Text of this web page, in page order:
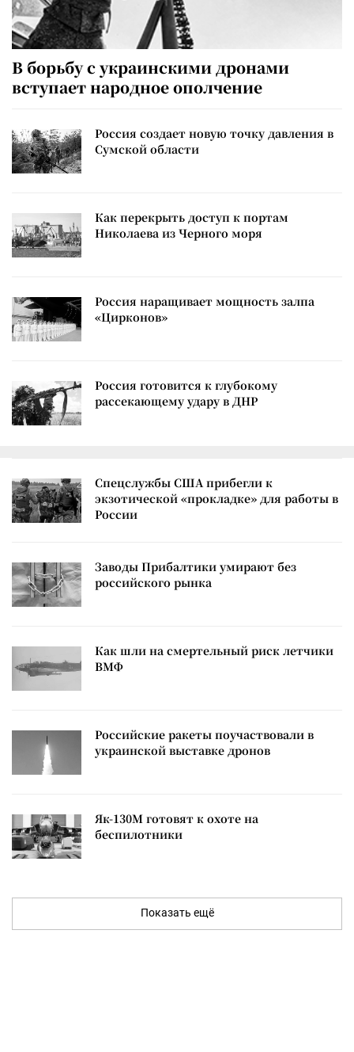
В борьбу с украинскими дронами
вступает народное ополчение
Россия создает новую точку давления в
Сумской области
Как перекрыть доступ к портам
Николаева из Черного моря
Россия наращивает мощность залпа
«Цирконов»
Россия готовится к глубокому
рассекающему удару в ДНР
Спецслужбы США прибегли к
экзотической «прокладке» для работы в
России
Заводы Прибалтики умирают без
российского рынка
Как шли на смертельный риск летчики
ВМФ
Российские ракеты поучаствовали в
украинской выставке дронов
Як-130М готовят к охоте на
беспилотники
Показать ещё